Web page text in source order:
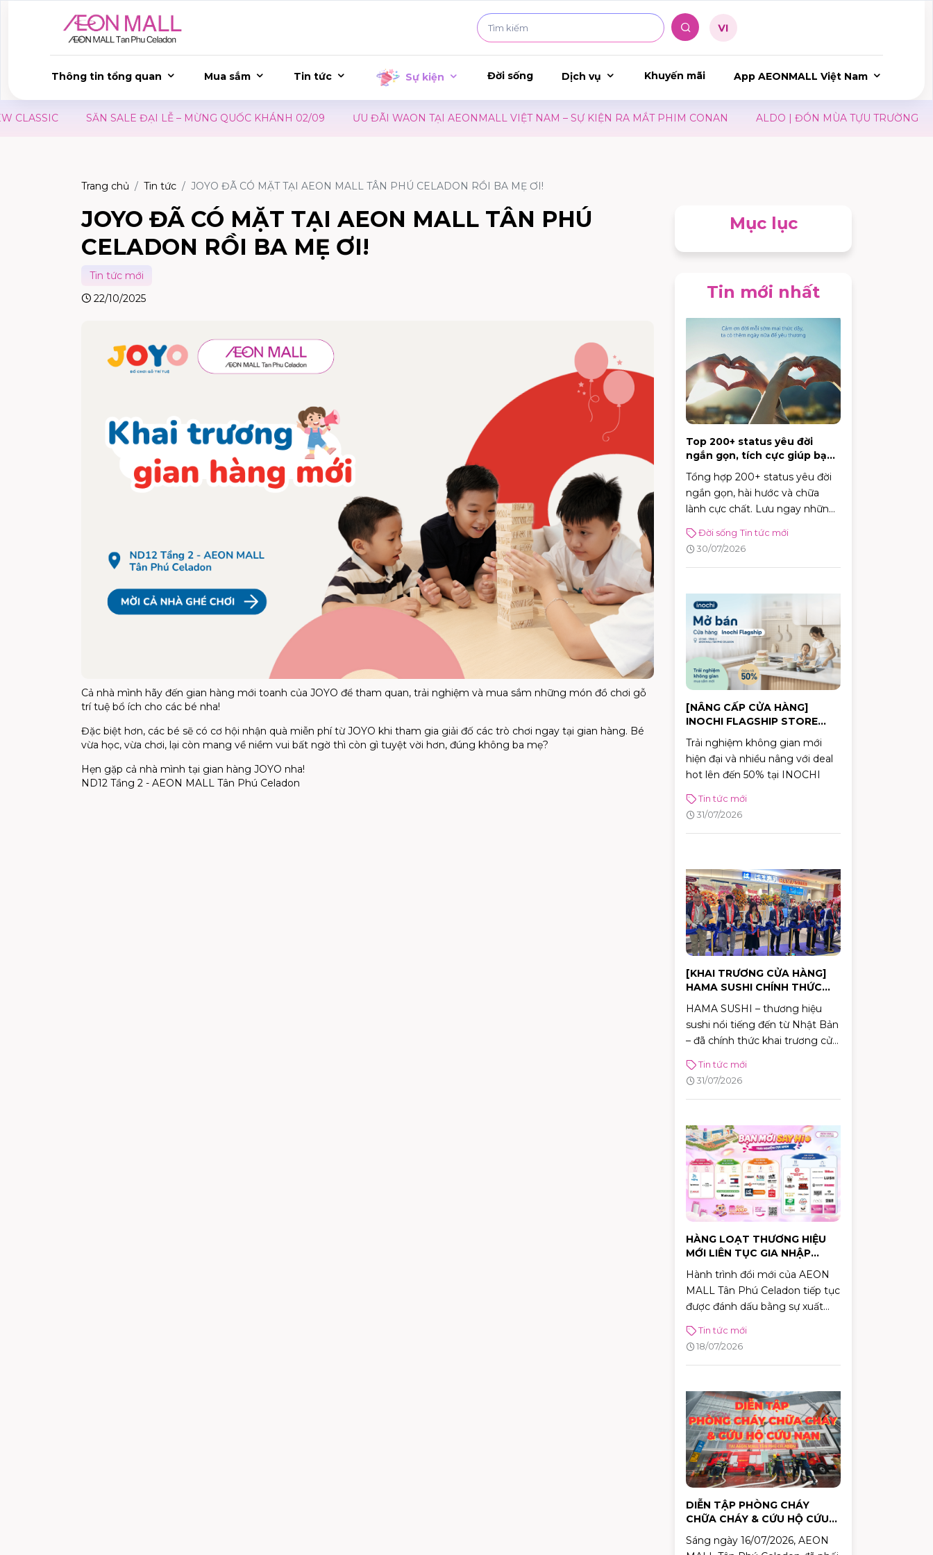
Thông tin tổng quan Mua sắm Tin tức Sự kiện Đời sống Dịch vụ Khuyến mãi App AEONMALL Việt Nam
SĂN SALE ĐẠI LỄ – MỪNG QUỐC KHÁNH 02/09 ƯU ĐÃI WAON TẠI AEONMALL VIỆT NAM – SỰ KIỆN RA MẮT PHIM CONAN ALDO | ĐÓN MÙA TỰU TRƯỜNG
Trang chủ Tin tức JOYO ĐÃ CÓ MẶT TẠI AEON MALL TÂN PHÚ CELADON RỒI BA MẸ ƠI!
JOYO ĐÃ CÓ MẶT TẠI AEON MALL TÂN PHÚ
CELADON RỒI BA MẸ ƠI!
Tin tức mới
22/10/2025
Cả nhà mình hãy đến gian hàng mới toanh của JOYO để tham quan, trải nghiệm và mua sắm những món đồ chơi gỗ
trí tuệ bổ ích cho các bé nha!
Đặc biệt hơn, các bé sẽ có cơ hội nhận quà miễn phí từ JOYO khi tham gia giải đố các trò chơi ngay tại gian hàng. Bé
vừa học, vừa chơi, lại còn mang về niềm vui bất ngờ thì còn gì tuyệt vời hơn, đúng không ba mẹ?
Hẹn gặp cả nhà mình tại gian hàng JOYO nha!
ND12 Tầng 2 - AEON MALL Tân Phú Celadon
Mục lục
Tin mới nhất
Top 200+ status yêu đời
ngắn gọn, tích cực giúp bạn
vui vẻ mỗi ngày
Tổng hợp 200+ status yêu đời
ngắn gọn, hài hước và chữa
lành cực chất. Lưu ngay những
và tràn đầy năng lượng mỗi
ngày!
Đời sống Tin tức mới
30/07/2026
[NÂNG CẤP CỬA HÀNG]
INOCHI FLAGSHIP STORE
Trải nghiệm không gian mới
hiện đại và nhiều nâng với deal
hot lên đến 50% tại INOCHI
Tin tức mới
31/07/2026
[KHAI TRƯƠNG CỬA HÀNG]
HAMA SUSHI CHÍNH THỨC
ĐẦU TIÊN TẠI VIỆT NAM
HAMA SUSHI – thương hiệu
sushi nổi tiếng đến từ Nhật Bản
– đã chính thức khai trương cửa
AEON MALL Tân Phú Celadon.
Bên cạnh trải nghiệm ẩm thực
động đặc biệt và nhận nhiều
phần quà hấp dẫn đến hết ngày
02/08.
Tin tức mới
31/07/2026
HÀNG LOẠT THƯƠNG HIỆU
MỚI LIÊN TỤC GIA NHẬP
AEON MALL TÂN PHÚ
CELADON
Hành trình đổi mới của AEON
MALL Tân Phú Celadon tiếp tục
được đánh dấu bằng sự xuất
mới trong năm 2026. Từ thời
trang, ẩm thực đến phong cách
đến những trải nghiệm mua
sắm và giải trí ngày càng đa
dạng cho khách hàng.
Tin tức mới
18/07/2026
DIỄN TẬP PHÒNG CHÁY
CHỮA CHÁY & CỨU HỘ CỨU
NẠN TẠI AEON MALL TÂN
PHÚ CELADON
Sáng ngày 16/07/2026, AEON